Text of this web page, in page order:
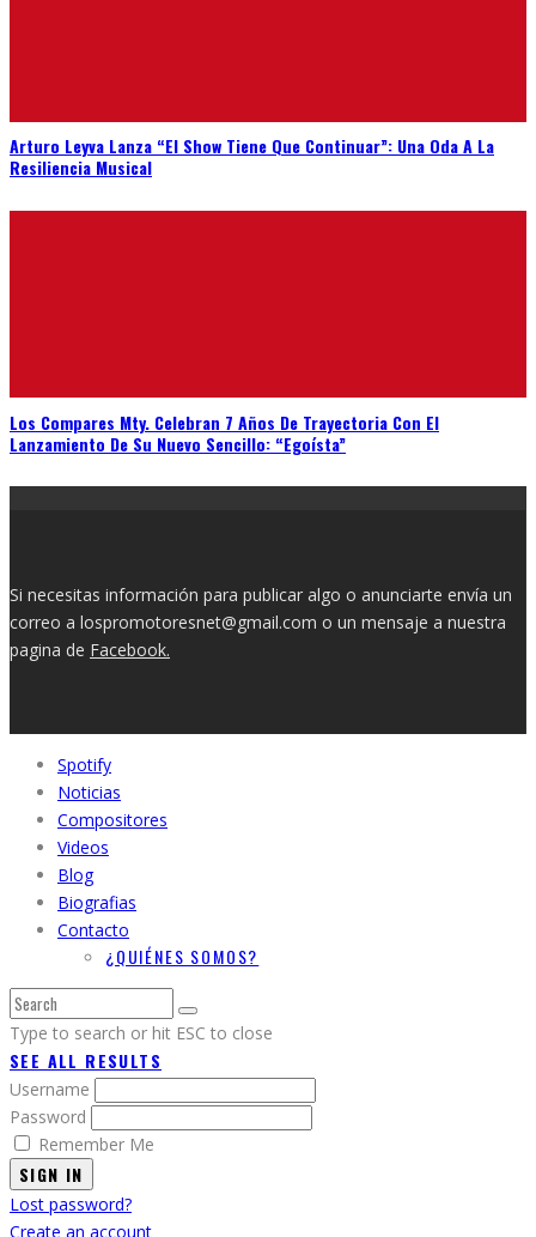
Arturo Leyva Lanza “El Show Tiene Que Continuar”: Una Oda A La
Resiliencia Musical
Los Compares Mty. Celebran 7 Años De Trayectoria Con El
Lanzamiento De Su Nuevo Sencillo: “Egoísta”
Si necesitas información para publicar algo o anunciarte envía un
correo a lospromotoresnet@gmail.com o un mensaje a nuestra
pagina de Facebook.
Spotify
Noticias
Compositores
Videos
Blog
Biografias
Contacto
¿QUIÉNES SOMOS?
Type to search or hit ESC to close
SEE ALL RESULTS
Username
Password
Remember Me
SIGN IN
Lost password?
Create an account